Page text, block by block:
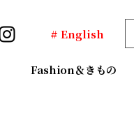
# English
Fashion＆きもの